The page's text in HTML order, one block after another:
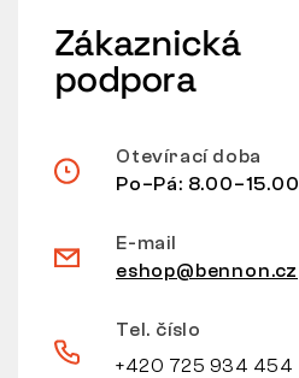
Zákaznická
podpora
Otevírací doba
Po–Pá: 8.00–15.00
E-mail
eshop@bennon.cz
Tel. číslo
+420 725 934 454